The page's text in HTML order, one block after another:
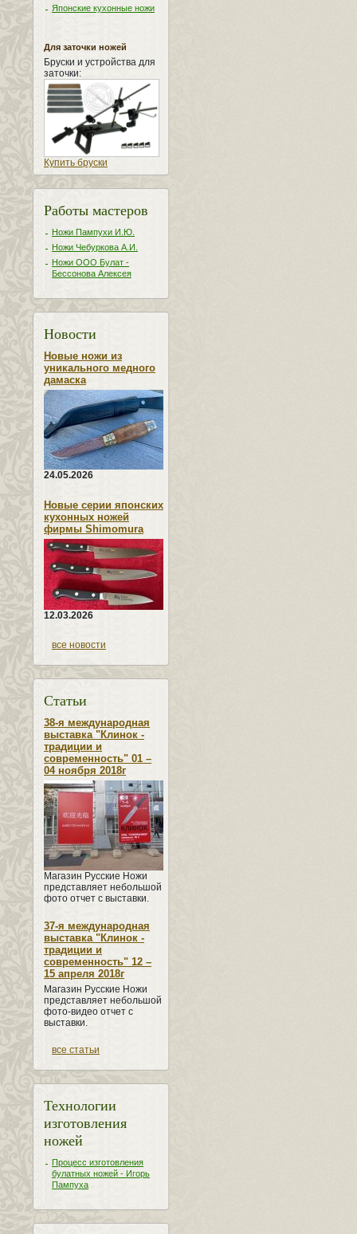
Японские кухонные ножи
Для заточки ножей
Бруски и устройства для
заточки:
Купить бруски
Работы мастеров
Ножи Пампухи И.Ю.
Ножи Чебуркова А.И.
Ножи ООО Булат -
Бессонова Алексея
Новости
Новые ножи из
уникального медного
дамаска
24.05.2026
Новые серии японских
кухонных ножей
фирмы Shimomura
12.03.2026
все новости
Статьи
38-я международная
выставка "Клинок -
традиции и
современность" 01 –
04 ноября 2018г
Магазин Русские Ножи
представляет небольшой
фото отчет с выставки.
37-я международная
выставка "Клинок -
традиции и
современность" 12 –
15 апреля 2018г
Магазин Русские Ножи
представляет небольшой
фото-видео отчет с
выставки.
все статьи
Технологии
изготовления
ножей
Процесс изготовления
булатных ножей - Игорь
Пампуха